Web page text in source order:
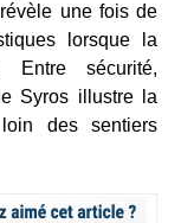
une fois de
lorsque la
Entre sécurité,
Syros illustre la
des sentiers